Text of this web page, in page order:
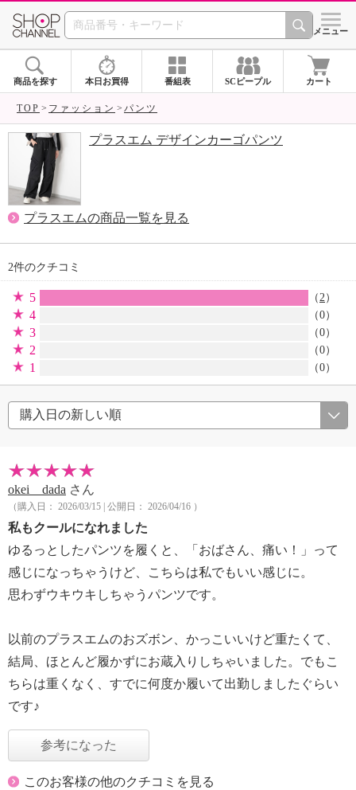
SHOP CHANNEL シメニュー
商品を探す 本日お買得 番組表 SCピープル カート
TOP ファッション パンツ
プラスエム デザインカーゴパンツ
プラスエムの商品一覧を見る
2件のクチコミ
5 （2）
4 （0）
3 （0）
2 （0）
1 （0）
okei dada さん
（購入日： 2026/03/15 | 公開日： 2026/04/16 ）
私もクールになれました
ゆるっとしたパンツを履くと、「おばさん、痛い！」って
感じになっちゃうけど、こちらは私でもいい感じに。
思わずウキウキしちゃうパンツです。
以前のプラスエムのおズボン、かっこいいけど重たくて、
結局、ほとんど履かずにお蔵入りしちゃいました。でもこ
ちらは重くなく、すでに何度か履いて出勤しましたぐらい
です♪
参考になった
このお客様の他のクチコミを見る